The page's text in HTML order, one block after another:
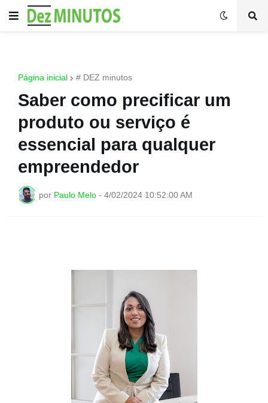
Página inicial # DEZ minutos
Saber como precificar um
produto ou serviço é
essencial para qualquer
empreendedor
por Paulo Melo - 4/02/2024 10:52:00 AM